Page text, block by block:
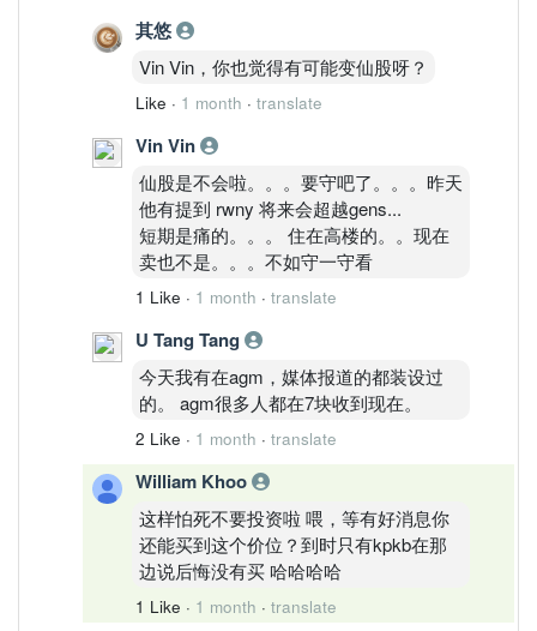
其悠
Vin Vin，你也觉得有可能变仙股呀？
Like · 1 month · translate
Vin Vin
仙股是不会啦。。。要守吧了。。。昨天
他有提到 rwny 将来会超越gens...
短期是痛的。。。 住在高楼的。。现在
卖也不是。。。不如守一守看
1 Like · 1 month · translate
U Tang Tang
今天我有在agm，媒体报道的都装设过
的。 agm很多人都在7块收到现在。
2 Like · 1 month · translate
William Khoo
这样怕死不要投资啦 喂，等有好消息你
还能买到这个价位？到时只有kpkb在那
边说后悔没有买 哈哈哈哈
1 Like · 1 month · translate